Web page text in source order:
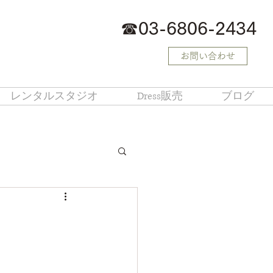
☎03-6806-2434
お問い合わせ
レンタルスタジオ Dress販売 ブログ